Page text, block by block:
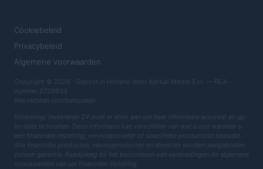
Cookiebeleid
Privacybeleid
Algemene voorwaarden
Copyright © 2026 · Gepost in Holland door AdHub Media S.r.l. — REA-
nummer 2729933
Alle rechten voorbehouden
Vrijwaring: Investeren 24 doet er alles aan om haar informatie accuraat en up-
to-date te houden. Deze informatie kan verschillen van wat u ziet wanneer u
een financiële instelling, serviceprovider of specifieke productsite bezoekt.
Alle financiële producten, inkoopproducten en diensten worden aangeboden
zonder garantie. Raadpleeg bij het beoordelen van aanbiedingen de algemene
voorwaarden van uw financiële instelling.